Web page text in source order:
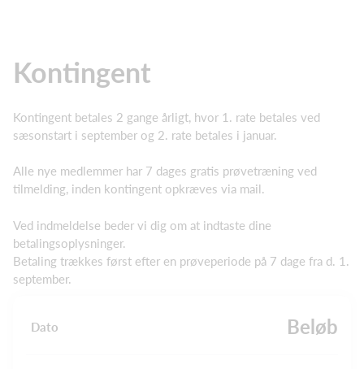
Kontingent
Kontingent betales 2 gange årligt, hvor 1. rate betales ved
sæsonstart i september og 2. rate betales i januar.
Alle nye medlemmer har 7 dages gratis prøvetræning ved
tilmelding, inden kontingent opkræves via mail.
Ved indmeldelse beder vi dig om at indtaste dine
betalingsoplysninger.
Betaling trækkes først efter en prøveperiode på 7 dage fra d. 1.
september.
Dato Beløb